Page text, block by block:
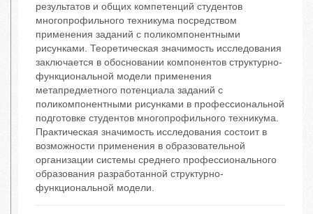
результатов и общих компетенций студентов
многопрофильного техникума посредством
применения заданий с поликомпонентными
рисунками. Теоретическая значимость исследования
заключается в обосновании компонентов структурно-
функциональной модели применения
метапредметного потенциала заданий с
поликомпонентными рисунками в профессиональной
подготовке студентов многопрофильного техникума.
Практическая значимость исследования состоит в
возможности применения в образовательной
организации системы среднего профессионального
образования разработанной структурно-
функциональной модели.